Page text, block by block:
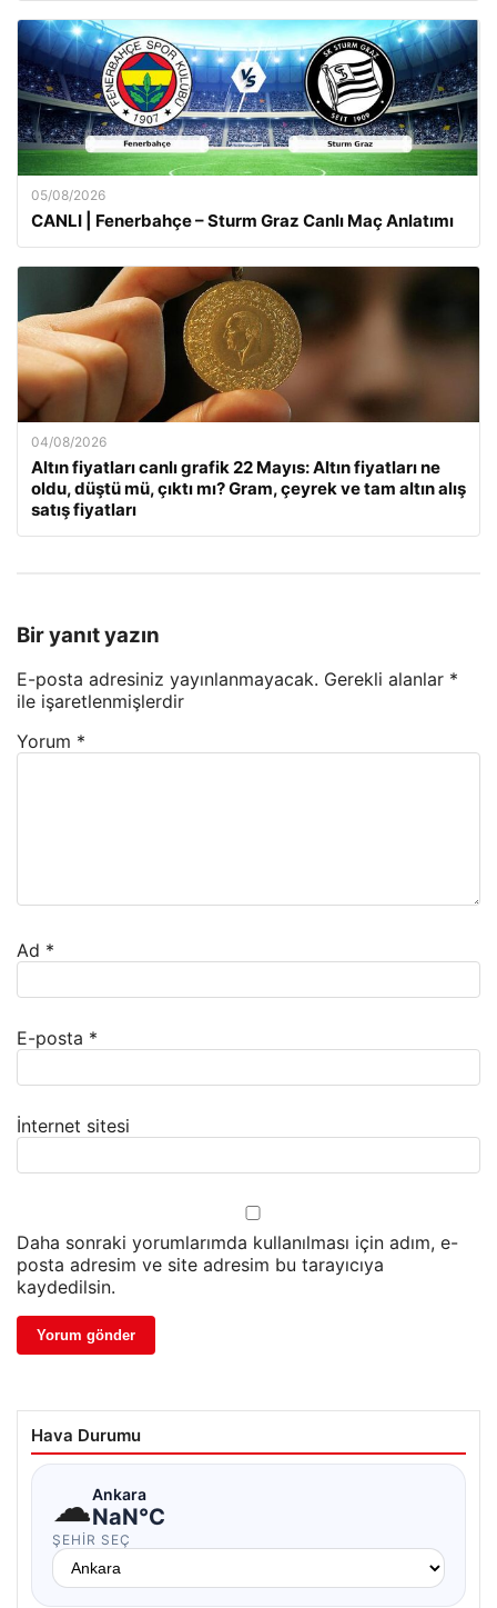
05/08/2026
CANLI | Fenerbahçe – Sturm Graz Canlı Maç Anlatımı
04/08/2026
Altın fiyatları canlı grafik 22 Mayıs: Altın fiyatları ne
oldu, düştü mü, çıktı mı? Gram, çeyrek ve tam altın alış
satış fiyatları
Bir yanıt yazın
E-posta adresiniz yayınlanmayacak. Gerekli alanlar *
ile işaretlenmişlerdir
Yorum *
Ad *
E-posta *
İnternet sitesi
Daha sonraki yorumlarımda kullanılması için adım, e-
posta adresim ve site adresim bu tarayıcıya
kaydedilsin.
Hava Durumu
☁Ankara
NaN°C
ŞEHIR SEÇ